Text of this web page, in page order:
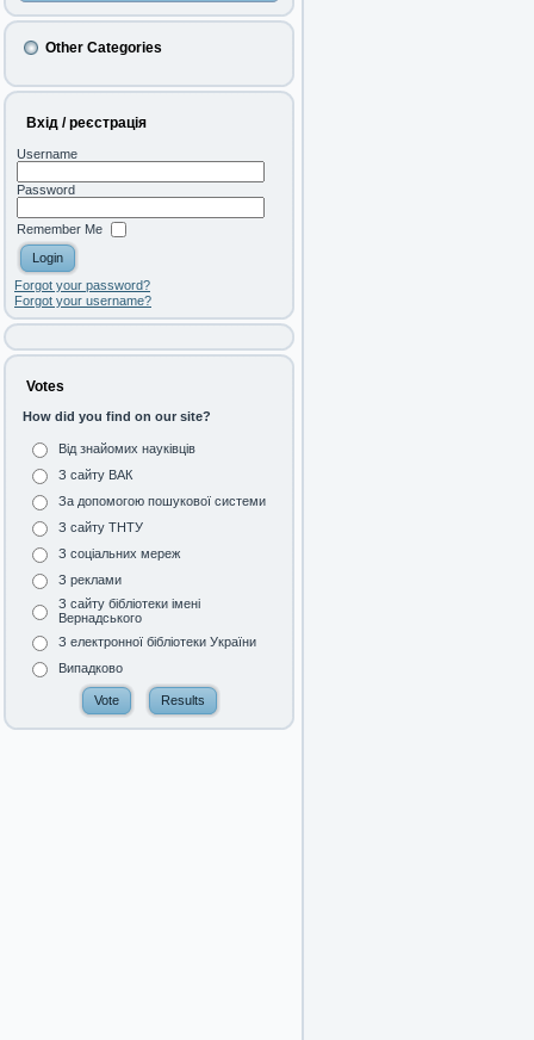
Other Categories
Вхід / реєстрація
Username
Password
Remember Me
Forgot your password?
Forgot your username?
Votes
How did you find on our site?
Від знайомих науківців
З сайту ВАК
За допомогою пошукової системи
З сайту ТНТУ
З соціальних мереж
З реклами
З сайту бібліотеки імені
Вернадського
З електронної бібліотеки України
Випадково